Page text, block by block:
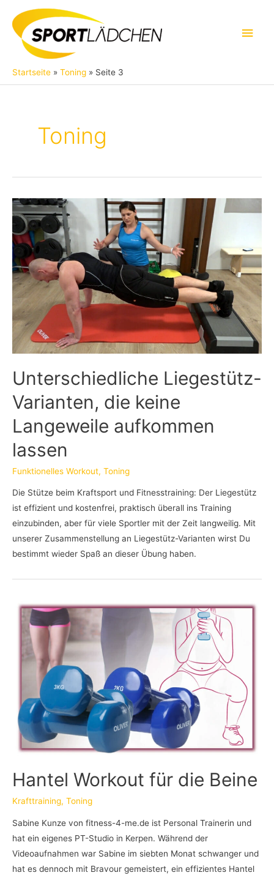
Inhalt
springen
Startseite Toning Seite 3
Toning
Unterschiedliche Liegestütz-
Varianten, die keine
Langeweile aufkommen
lassen
Funktionelles Workout, Toning
Die Stütze beim Kraftsport und Fitnesstraining: Der Liegestütz
ist effizient und kostenfrei, praktisch überall ins Training
einzubinden, aber für viele Sportler mit der Zeit langweilig. Mit
unserer Zusammenstellung an Liegestütz-Varianten wirst Du
bestimmt wieder Spaß an dieser Übung haben.
Hantel Workout für die Beine
Krafttraining, Toning
Sabine Kunze von fitness-4-me.de ist Personal Trainerin und
hat ein eigenes PT-Studio in Kerpen. Während der
Videoaufnahmen war Sabine im siebten Monat schwanger und
hat es dennoch mit Bravour gemeistert, ein effizientes Hantel